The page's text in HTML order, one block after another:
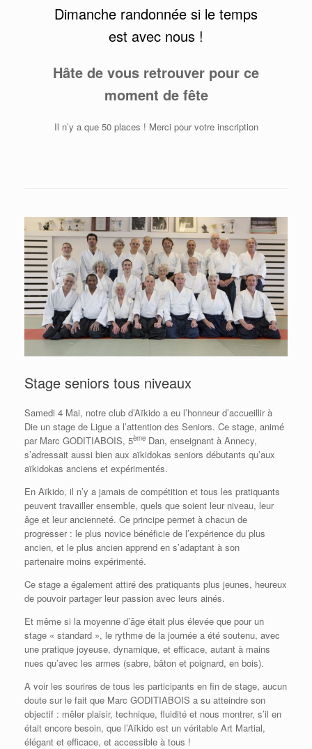
Dimanche randonnée si le temps
est avec nous !
Hâte de vous retrouver pour ce
moment de fête
Il n’y a que 50 places ! Merci pour votre inscription
Stage seniors tous niveaux
Samedi 4 Mai, notre club d’Aïkido a eu l’honneur d’accueillir à
Die un stage de Ligue a l’attention des Seniors. Ce stage, animé
par Marc GODITIABOIS, 5ème Dan, enseignant à Annecy,
s’adressait aussi bien aux aïkidokas seniors débutants qu’aux
aïkidokas anciens et expérimentés.
En Aïkido, il n’y a jamais de compétition et tous les pratiquants
peuvent travailler ensemble, quels que soient leur niveau, leur
âge et leur ancienneté. Ce principe permet à chacun de
progresser : le plus novice bénéficie de l’expérience du plus
ancien, et le plus ancien apprend en s’adaptant à son
partenaire moins expérimenté.
Ce stage a également attiré des pratiquants plus jeunes, heureux
de pouvoir partager leur passion avec leurs ainés.
Et même si la moyenne d’âge était plus élevée que pour un
stage « standard », le rythme de la journée a été soutenu, avec
une pratique joyeuse, dynamique, et efficace, autant à mains
nues qu’avec les armes (sabre, bâton et poignard, en bois).
A voir les sourires de tous les participants en fin de stage, aucun
doute sur le fait que Marc GODITIABOIS a su atteindre son
objectif : mêler plaisir, technique, fluidité et nous montrer, s’il en
était encore besoin, que l’Aïkido est un véritable Art Martial,
élégant et efficace, et accessible à tous !